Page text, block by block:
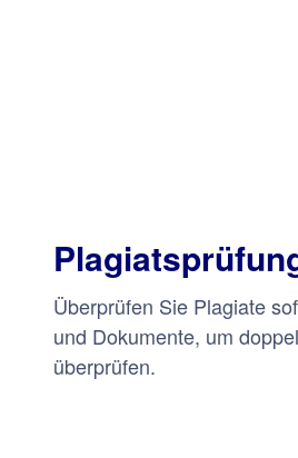
Überprüfen Sie Plagiate
und Dokumente, um
überprüfen.